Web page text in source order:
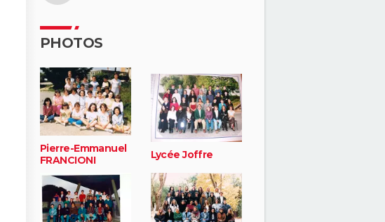
PHOTOS
Pierre-Emmanuel
FRANCIONI
Lycée Joffre